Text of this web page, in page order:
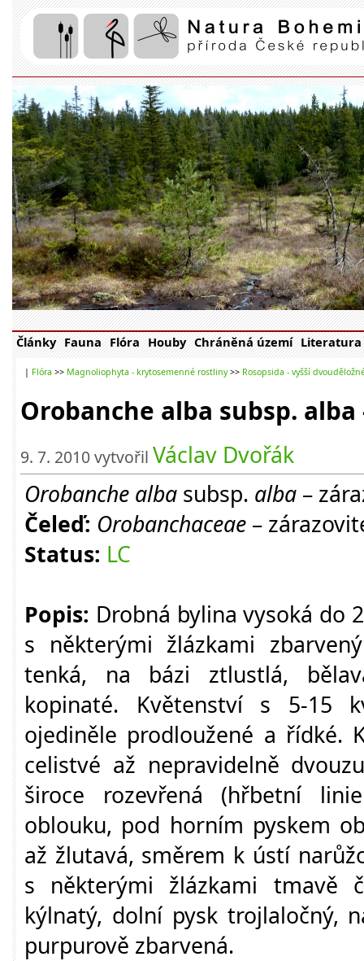
Články Fauna Flóra Houby Chráněná území Literatura
| Flóra >> Magnoliophyta - krytosemenné rostliny>> Rosopsida - vyšší
Orobanche alba subsp.
9. 7. 2010 vytvořil Václav Dvořák
Orobanche alba subsp. alba –
Čeleď: Orobanchaceae –
Status: LC
Popis: Drobná bylina vysoká do
s některými žlázkami
tenká, na bázi ztlustlá,
kopinaté. Květenství s 5-15
ojediněle prodloužené a řídké.
celistvé až nepravidelně
široce rozevřená (hřbetní
oblouku, pod horním pyskem
až žlutavá, směrem k ústí
s některými žlázkami tmavě
kýlnatý, dolní pysk trojlaločný,
purpurově zbarvená.